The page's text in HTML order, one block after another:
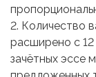
2. Количество
расширено с
зачётных эссе